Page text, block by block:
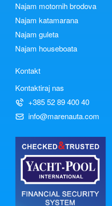
Najam motornih brodova
Najam katamarana
Najam guleta
Najam houseboata
Kontakt
Kontaktiraj nas
+385 52 89 400 40
info@marenauta.com